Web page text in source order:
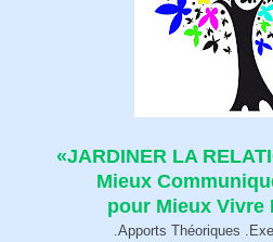
«JARDINER LA
Mieux
pour Mieux Vivre
.Apports Théoriques